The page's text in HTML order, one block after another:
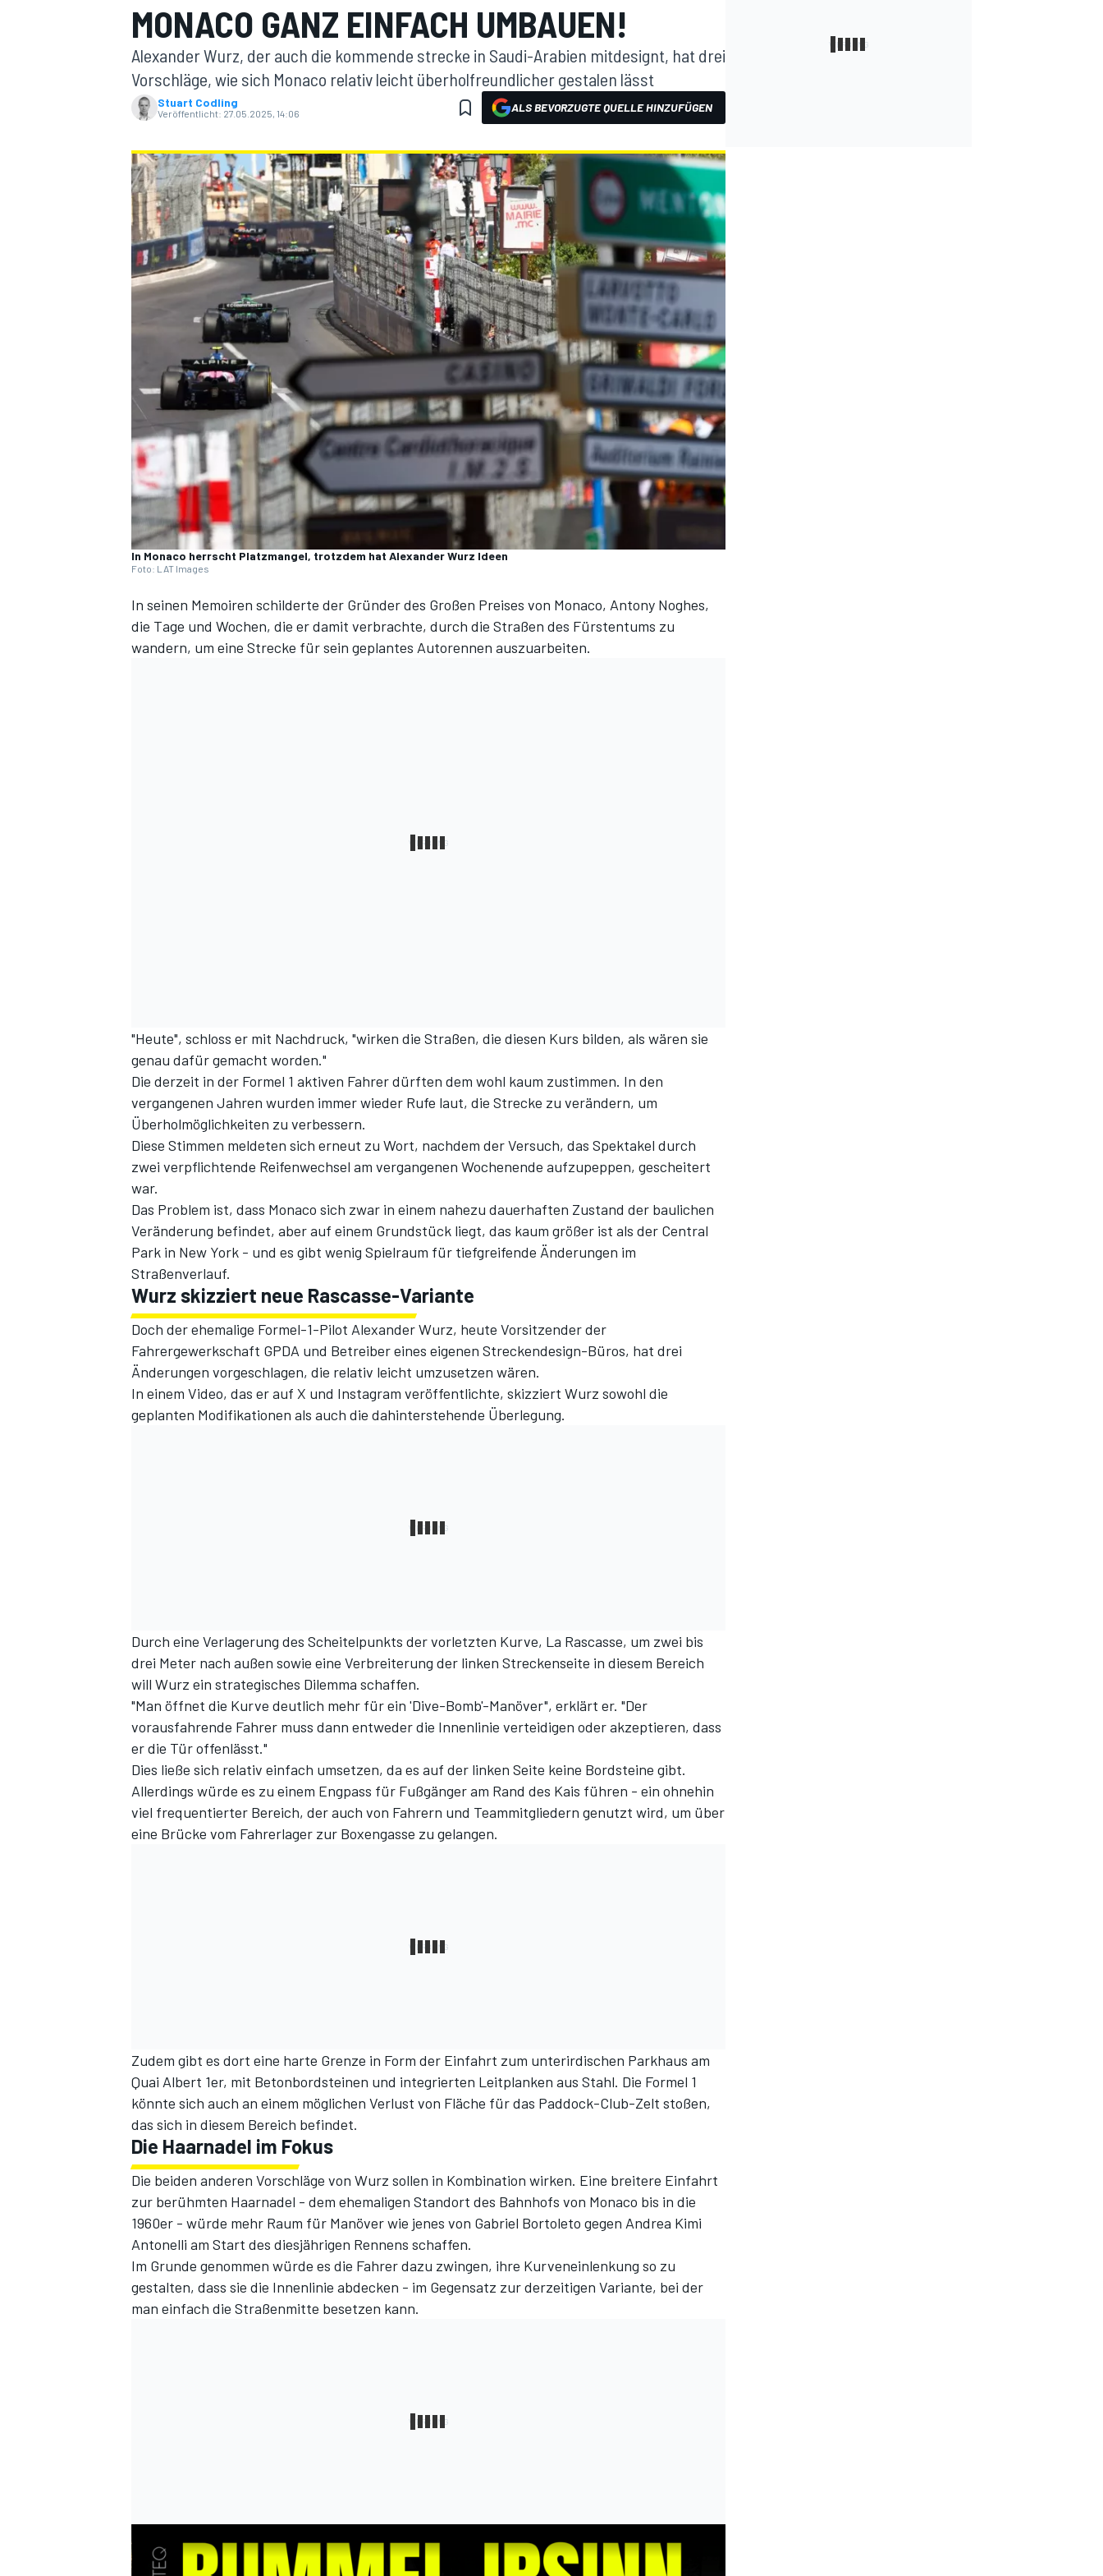
MOTOGP
DTM
SPORTWAGEN
MONACO GANZ EINFACH UMBAUEN!
Alexander Wurz, der auch die kommende strecke in Saudi-Arabien mitdesignt, hat drei
Vorschläge, wie sich Monaco relativ leicht überholfreundlicher gestalen lässt
Stuart Codling
Veröffentlicht: 27.05.2025, 14:06 ALS BEVORZUGTE QUELLE HINZUFÜGEN
In Monaco herrscht Platzmangel, trotzdem hat Alexander Wurz Ideen
Foto: LAT Images
In seinen Memoiren schilderte der Gründer des Großen Preises von Monaco, Antony Noghes,
die Tage und Wochen, die er damit verbrachte, durch die Straßen des Fürstentums zu
wandern, um eine Strecke für sein geplantes Autorennen auszuarbeiten.
"Heute", schloss er mit Nachdruck, "wirken die Straßen, die diesen Kurs bilden, als wären sie
genau dafür gemacht worden."
Die derzeit in der Formel 1 aktiven Fahrer dürften dem wohl kaum zustimmen. In den
vergangenen Jahren wurden immer wieder Rufe laut, die Strecke zu verändern, um
Überholmöglichkeiten zu verbessern.
Diese Stimmen meldeten sich erneut zu Wort, nachdem der Versuch, das Spektakel durch
zwei verpflichtende Reifenwechsel am vergangenen Wochenende aufzupeppen, gescheitert
war.
Das Problem ist, dass Monaco sich zwar in einem nahezu dauerhaften Zustand der baulichen
Veränderung befindet, aber auf einem Grundstück liegt, das kaum größer ist als der Central
Park in New York - und es gibt wenig Spielraum für tiefgreifende Änderungen im
Straßenverlauf.
Wurz skizziert neue Rascasse-Variante
Doch der ehemalige Formel-1-Pilot Alexander Wurz, heute Vorsitzender der
Fahrergewerkschaft GPDA und Betreiber eines eigenen Streckendesign-Büros, hat drei
Änderungen vorgeschlagen, die relativ leicht umzusetzen wären.
In einem Video, das er auf X und Instagram veröffentlichte, skizziert Wurz sowohl die
geplanten Modifikationen als auch die dahinterstehende Überlegung.
Durch eine Verlagerung des Scheitelpunkts der vorletzten Kurve, La Rascasse, um zwei bis
drei Meter nach außen sowie eine Verbreiterung der linken Streckenseite in diesem Bereich
will Wurz ein strategisches Dilemma schaffen.
"Man öffnet die Kurve deutlich mehr für ein 'Dive-Bomb'-Manöver", erklärt er. "Der
vorausfahrende Fahrer muss dann entweder die Innenlinie verteidigen oder akzeptieren, dass
er die Tür offenlässt."
Dies ließe sich relativ einfach umsetzen, da es auf der linken Seite keine Bordsteine gibt.
Allerdings würde es zu einem Engpass für Fußgänger am Rand des Kais führen - ein ohnehin
viel frequentierter Bereich, der auch von Fahrern und Teammitgliedern genutzt wird, um über
eine Brücke vom Fahrerlager zur Boxengasse zu gelangen.
Zudem gibt es dort eine harte Grenze in Form der Einfahrt zum unterirdischen Parkhaus am
Quai Albert 1er, mit Betonbordsteinen und integrierten Leitplanken aus Stahl. Die Formel 1
könnte sich auch an einem möglichen Verlust von Fläche für das Paddock-Club-Zelt stoßen,
das sich in diesem Bereich befindet.
Die Haarnadel im Fokus
Die beiden anderen Vorschläge von Wurz sollen in Kombination wirken. Eine breitere Einfahrt
zur berühmten Haarnadel - dem ehemaligen Standort des Bahnhofs von Monaco bis in die
1960er - würde mehr Raum für Manöver wie jenes von Gabriel Bortoleto gegen Andrea Kimi
Antonelli am Start des diesjährigen Rennens schaffen.
Im Grunde genommen würde es die Fahrer dazu zwingen, ihre Kurveneinlenkung so zu
gestalten, dass sie die Innenlinie abdecken - im Gegensatz zur derzeitigen Variante, bei der
man einfach die Straßenmitte besetzen kann.